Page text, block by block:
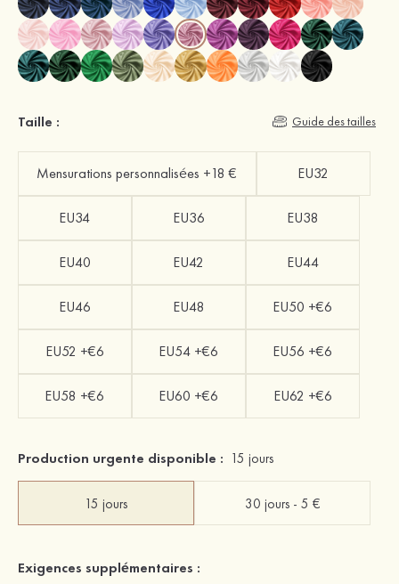
Taille : Guide des tailles
Mensurations personnalisées +18 € EU32
EU34 EU36 EU38
EU40 EU42 EU44
EU46 EU48 EU50 +€6
EU52 +€6 EU54 +€6 EU56 +€6
EU58 +€6 EU60 +€6 EU62 +€6
Production urgente disponible : 15 jours
15 jours 30 jours - 5 €
Exigences supplémentaires :